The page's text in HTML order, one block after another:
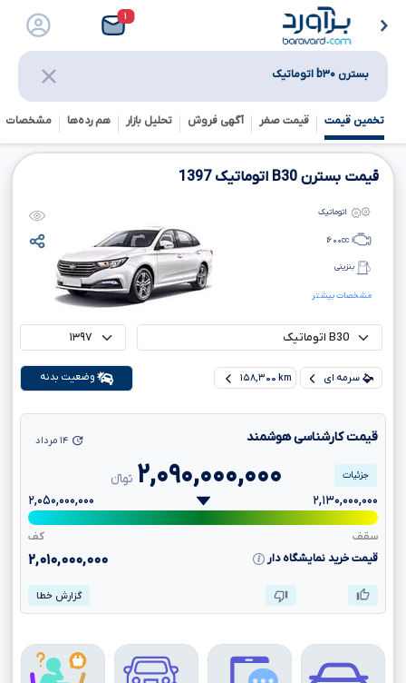
۱
بسترن b۳۰ اتوماتیک
تخمین قیمت قیمت صفر آگهی فروش تحلیل بازار هم رده‌ها‌ مشخصات
قیمت بسترن B30 اتوماتیک1397
مشخصات بیشتر
اتوماتیک
۱۶۰۰cc
بنزینی
سرمه ای ۱۵۸,۳۰۰ km وضعیت بدنه
قیمت کارشناسی هوشمند
۲,۰۹۰,۰۰۰,۰۰۰ تومانءءء
۱۴ مرداد
جزئیات
۲,۱۳۰,۰۰۰,۰۰۰ ۲,۰۵۰,۰۰۰,۰۰۰
سقف
کف
قیمت خرید نمایشگاه دار
۲,۰۱۰,۰۰۰,۰۰۰
گزارش خطا